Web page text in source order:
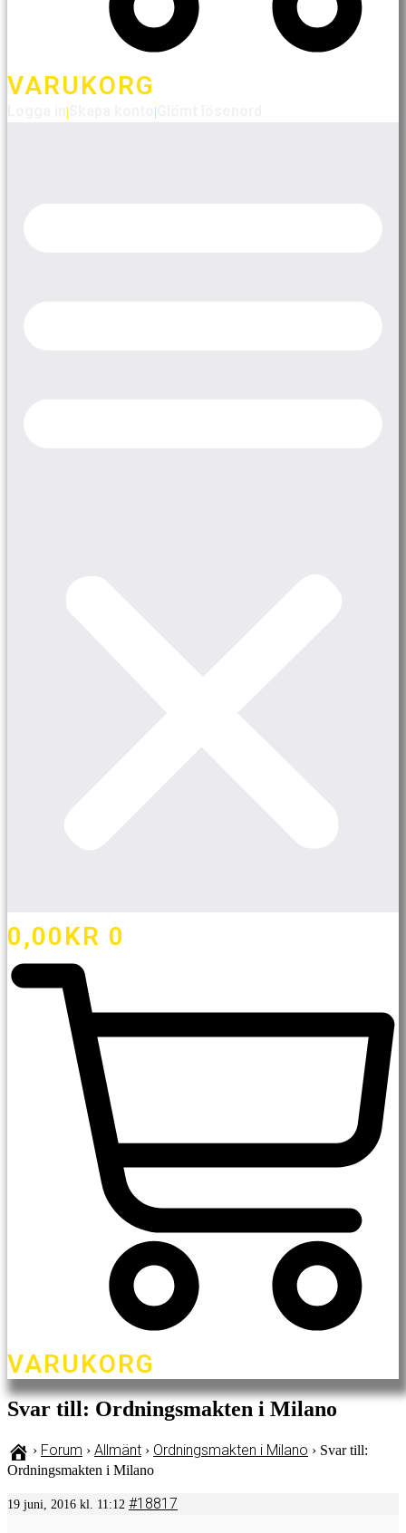
VARUKORG
| |
0,00KR 0
VARUKORG
Svar till: Ordningsmakten i Milano
› Forum › Allmänt › Ordningsmakten i Milano › Svar till:
Ordningsmakten i Milano
19 juni, 2016 kl. 11:12 #18817